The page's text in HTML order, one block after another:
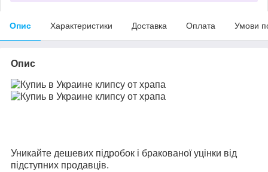
Опис Характеристики Доставка Оплата Умови
Опис
Уникайте дешевих пiдрoбок і бракованої уцінки від
підступних продавців.